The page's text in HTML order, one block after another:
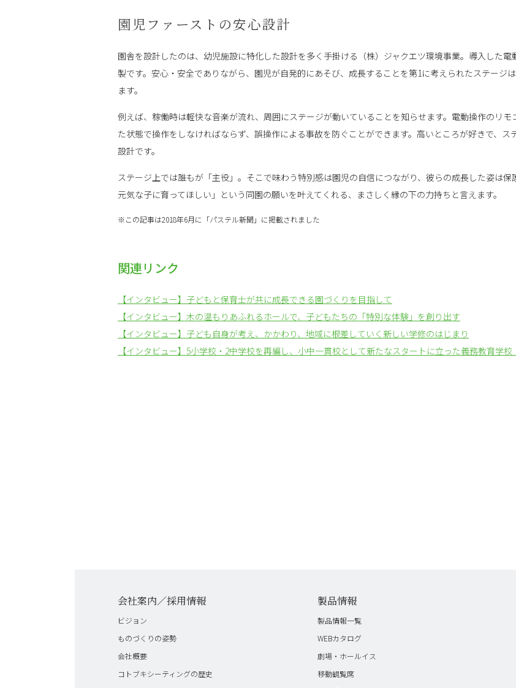
園児ファーストの安心設計
園舎を設計したのは、幼児施設に特化した設計を多く手掛ける（株）ジャクエツ環境事業。導入した電
製です。安心・安全でありながら、園児が自発的にあそび、成長することを第1に考えられたステージ
ます。
例えば、稼働時は軽快な音楽が流れ、周囲にステージが動いていることを知らせます。電動操作のリ
た状態で操作をしなければならず、誤操作による事故を防ぐことができます。高いところが好きで、
設計です。
ステージ上では誰もが「主役」。そこで味わう特別感は園児の自信につながり、彼らの成長した姿は保
元気な子に育ってほしい」という同園の願いを叶えてくれる、まさしく縁の下の力持ちと言えます。
※この記事は2018年6月に「パステル新聞」に掲載されました
関連リンク
【インタビュー】子どもと保育士が共に成長できる園づくりを目指して
【インタビュー】木の温もりあふれるホールで、子どもたちの「特別な体験」を創り出す
【インタビュー】子ども自身が考え、かかわり、地域に根差していく新しい学修のはじまり
【インタビュー】5小学校・2中学校を再編し、小中一貫校として新たなスタートに立った義務教育学校
会社案内／採用情報
ビジョン
ものづくりの姿勢
会社概要
コトブキシーティングの歴史
製品情報
製品情報一覧
WEBカタログ
劇場・ホールイス
移動観覧席